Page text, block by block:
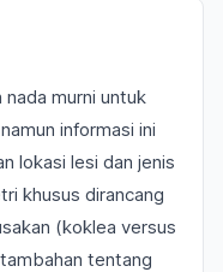
murni untuk
informasi ini
lokasi lesi dan jenis
khusus dirancang
(koklea versus
tentang